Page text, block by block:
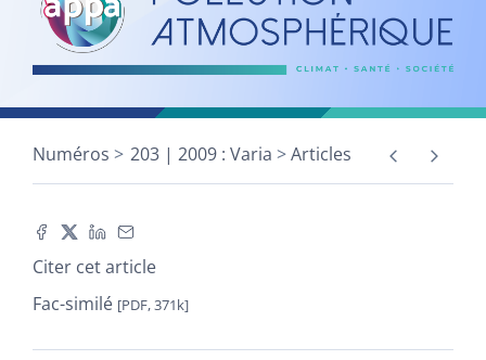
Numéros 203 | 2009 : Varia Articles
Citer cet article
Fac-similé [PDF, 371k]